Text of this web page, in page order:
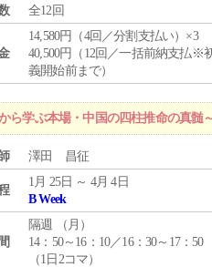
全12回
14,580円（4回／分割支払い）×3
40,500円（12回／一括前納支払※
義開始前まで）
ら学ぶ本場・中国の四柱推命の真髄
澤田 昌征
1月 25日 ～ 4月 4日
B Week
隔週 （ 月 ）
14：50～16：10／16：30～17：50
（1日2コマ）